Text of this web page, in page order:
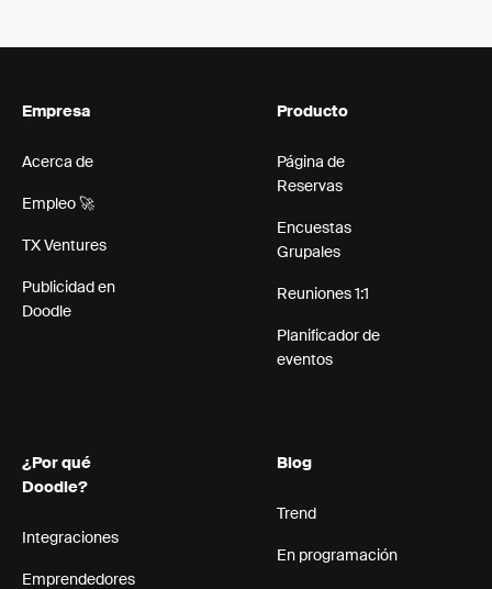
Empresa
Acerca de
Empleo 🚀
TX Ventures
Publicidad en
Doodle
Producto
Página de
Reservas
Encuestas
Grupales
Reuniones 1:1
Planificador de
eventos
¿Por qué
Doodle?
Integraciones
Emprendedores
Blog
Trend
En programación